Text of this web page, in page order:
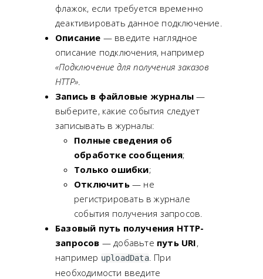
флажок, если требуется временно
деактивировать данное подключение.
Описание — введите наглядное
описание подключения, например
«Подключение для получения заказов
HTTP»
Запись в файловые журналы —
выберите, какие события следует
записывать в журналы:
Полные сведения об
обработке сообщения;
Только ошибки;
Отключить— не
регистрировать в журнале
события получения запросов.
Базовый путь получения HTTP-
запросов — добавьте путь URI,
например uploadData. При
необходимости введите